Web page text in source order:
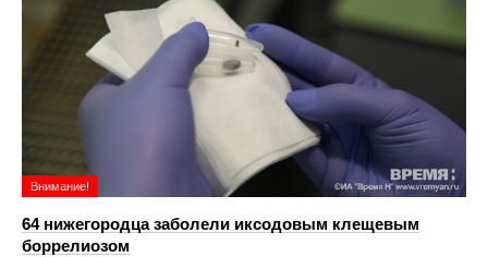
Внимание!
64 нижегородца заболели иксодовым клещевым
боррелиозом